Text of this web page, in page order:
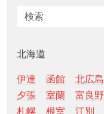
北海道
伊達 函館 北広島
夕張
室蘭 富良野
札幌
根室 江別